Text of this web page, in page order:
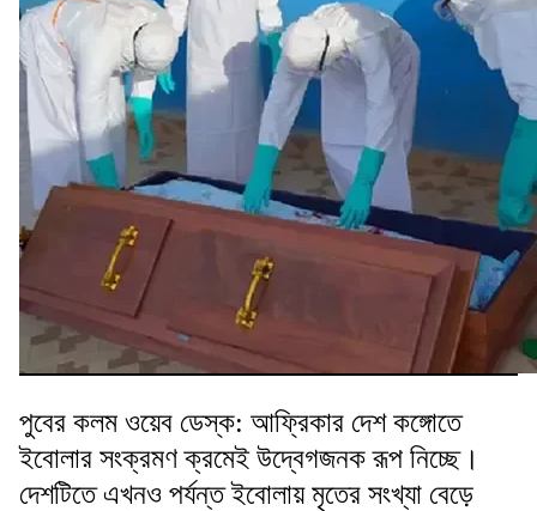
পুবের কলম ওয়েব ডেস্ক: আফ্রিকার দেশ কঙ্গোতে
ইবোলার সংক্রমণ ক্রমেই উদ্বেগজনক রূপ নিচ্ছে।
দেশটিতে এখনও পর্যন্ত ইবোলায় মৃতের সংখ্যা বেড়ে